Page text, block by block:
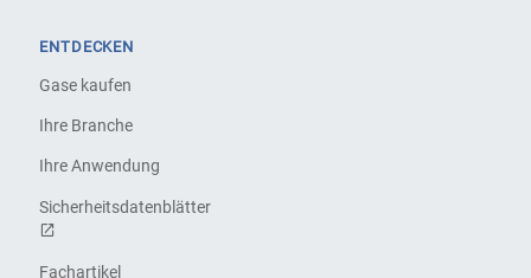
ENTDECKEN
Gase kaufen
Ihre Branche
Ihre Anwendung
Sicherheitsdatenblätter
Fachartikel